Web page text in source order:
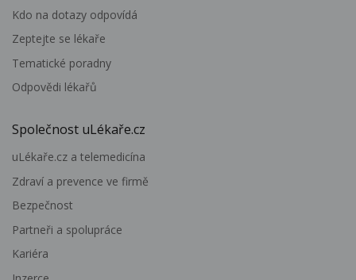
Kdo na dotazy odpovídá
Zeptejte se lékaře
Tematické poradny
Odpovědi lékařů
Společnost uLékaře.cz
uLékaře.cz a telemedicína
Zdraví a prevence ve firmě
Bezpečnost
Partneři a spolupráce
Kariéra